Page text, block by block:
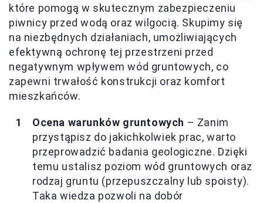
które pomogą w skutecznym zabezpieczeniu
piwnicy przed wodą oraz wilgocią. Skupimy się
na niezbędnych działaniach, umożliwiających
efektywną ochronę tej przestrzeni przed
negatywnym wpływem wód gruntowych, co
zapewni trwałość konstrukcji oraz komfort
mieszkańców.
Ocena warunków gruntowych – Zanim
przystąpisz do jakichkolwiek prac, warto
przeprowadzić badania geologiczne. Dzięki
temu ustalisz poziom wód gruntowych oraz
rodzaj gruntu (przepuszczalny lub spoisty).
Taka wiedza pozwoli na dobór